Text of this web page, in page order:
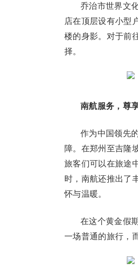
乔治市世界文
店在顶层设有小型
楼的身影。对于前
择。
南航服务，尊
作为中国领先
障。在郑州至吉隆
旅客们可以在旅途
时，南航还推出了
怀与温暖。
在这个黄金假
一场普通的旅行，